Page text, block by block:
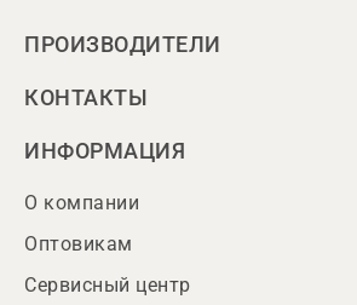
ПРОИЗВОДИТЕЛИ
КОНТАКТЫ
ИНФОРМАЦИЯ
О компании
Оптовикам
Сервисный центр